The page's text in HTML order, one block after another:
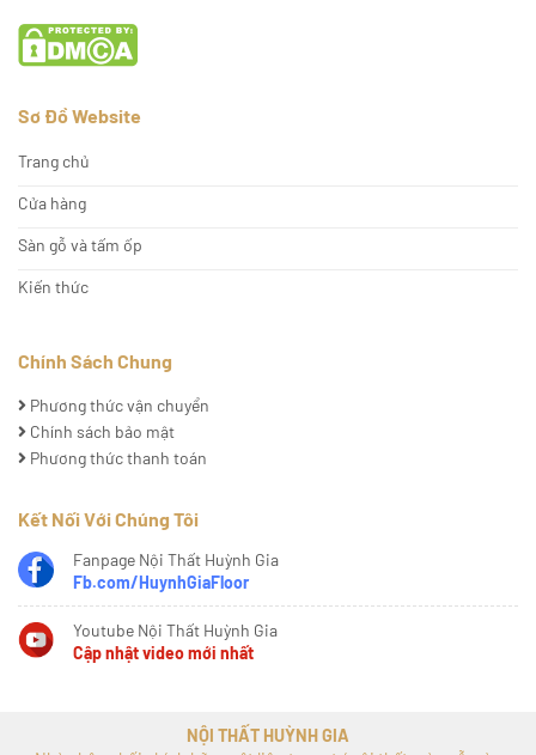
Sơ Đồ Website
Trang chủ
Cửa hàng
Sàn gỗ và tấm ốp
Kiến thức
Chính Sách Chung
Phương thức vận chuyển
Chính sách bảo mật
Phương thức thanh toán
Kết Nối Với Chúng Tôi
Fanpage Nội Thất Huỳnh Gia
Fb.com/HuynhGiaFloor
Youtube Nội Thất Huỳnh Gia
Cập nhật video mới nhất
NỘI THẤT HUỲNH GIA